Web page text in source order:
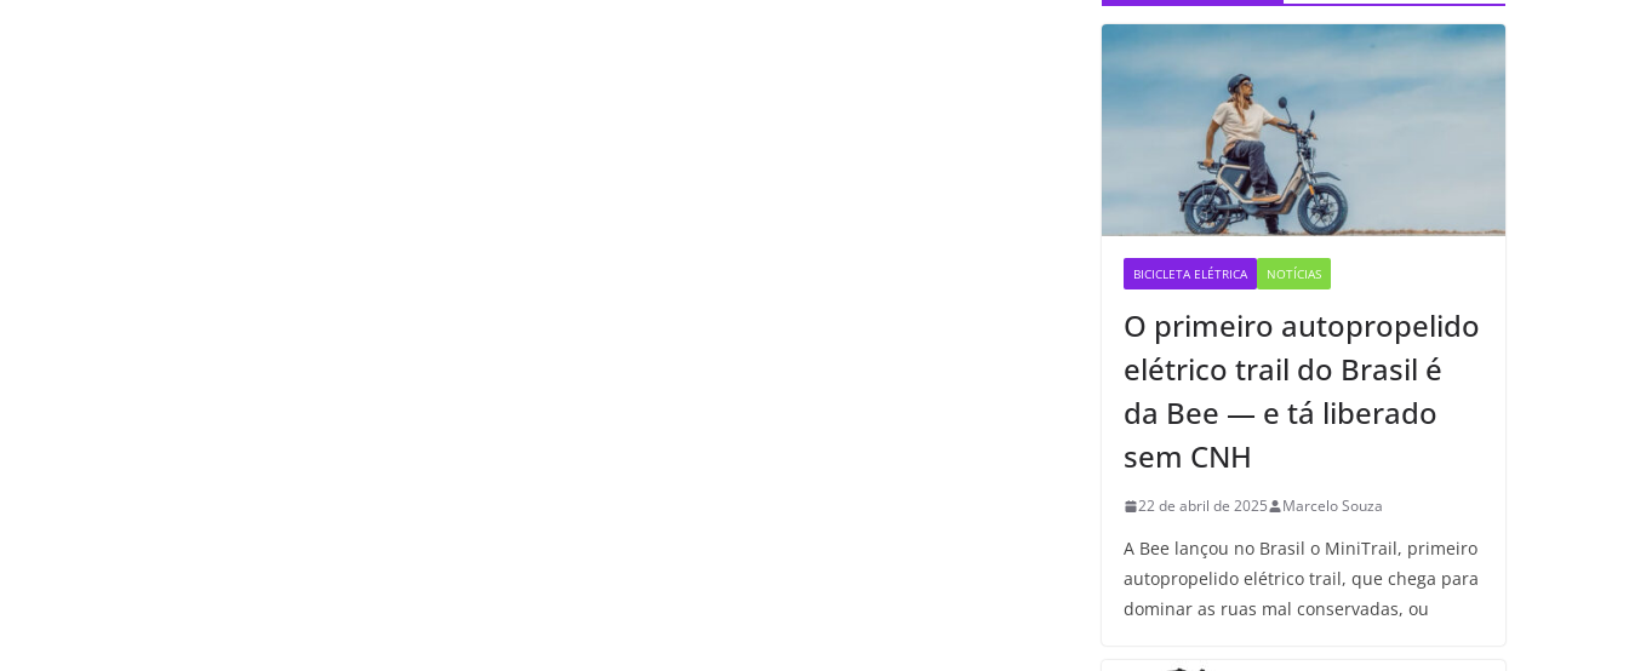
BICICLETA ELÉTRICA NOTÍCIAS
O primeiro autopropelido
elétrico trail do Brasil é
da Bee — e tá liberado
sem CNH
22 de abril de 2025 Marcelo Souza
A Bee lançou no Brasil o MiniTrail, primeiro
autopropelido elétrico trail, que chega para
dominar as ruas mal conservadas, ou